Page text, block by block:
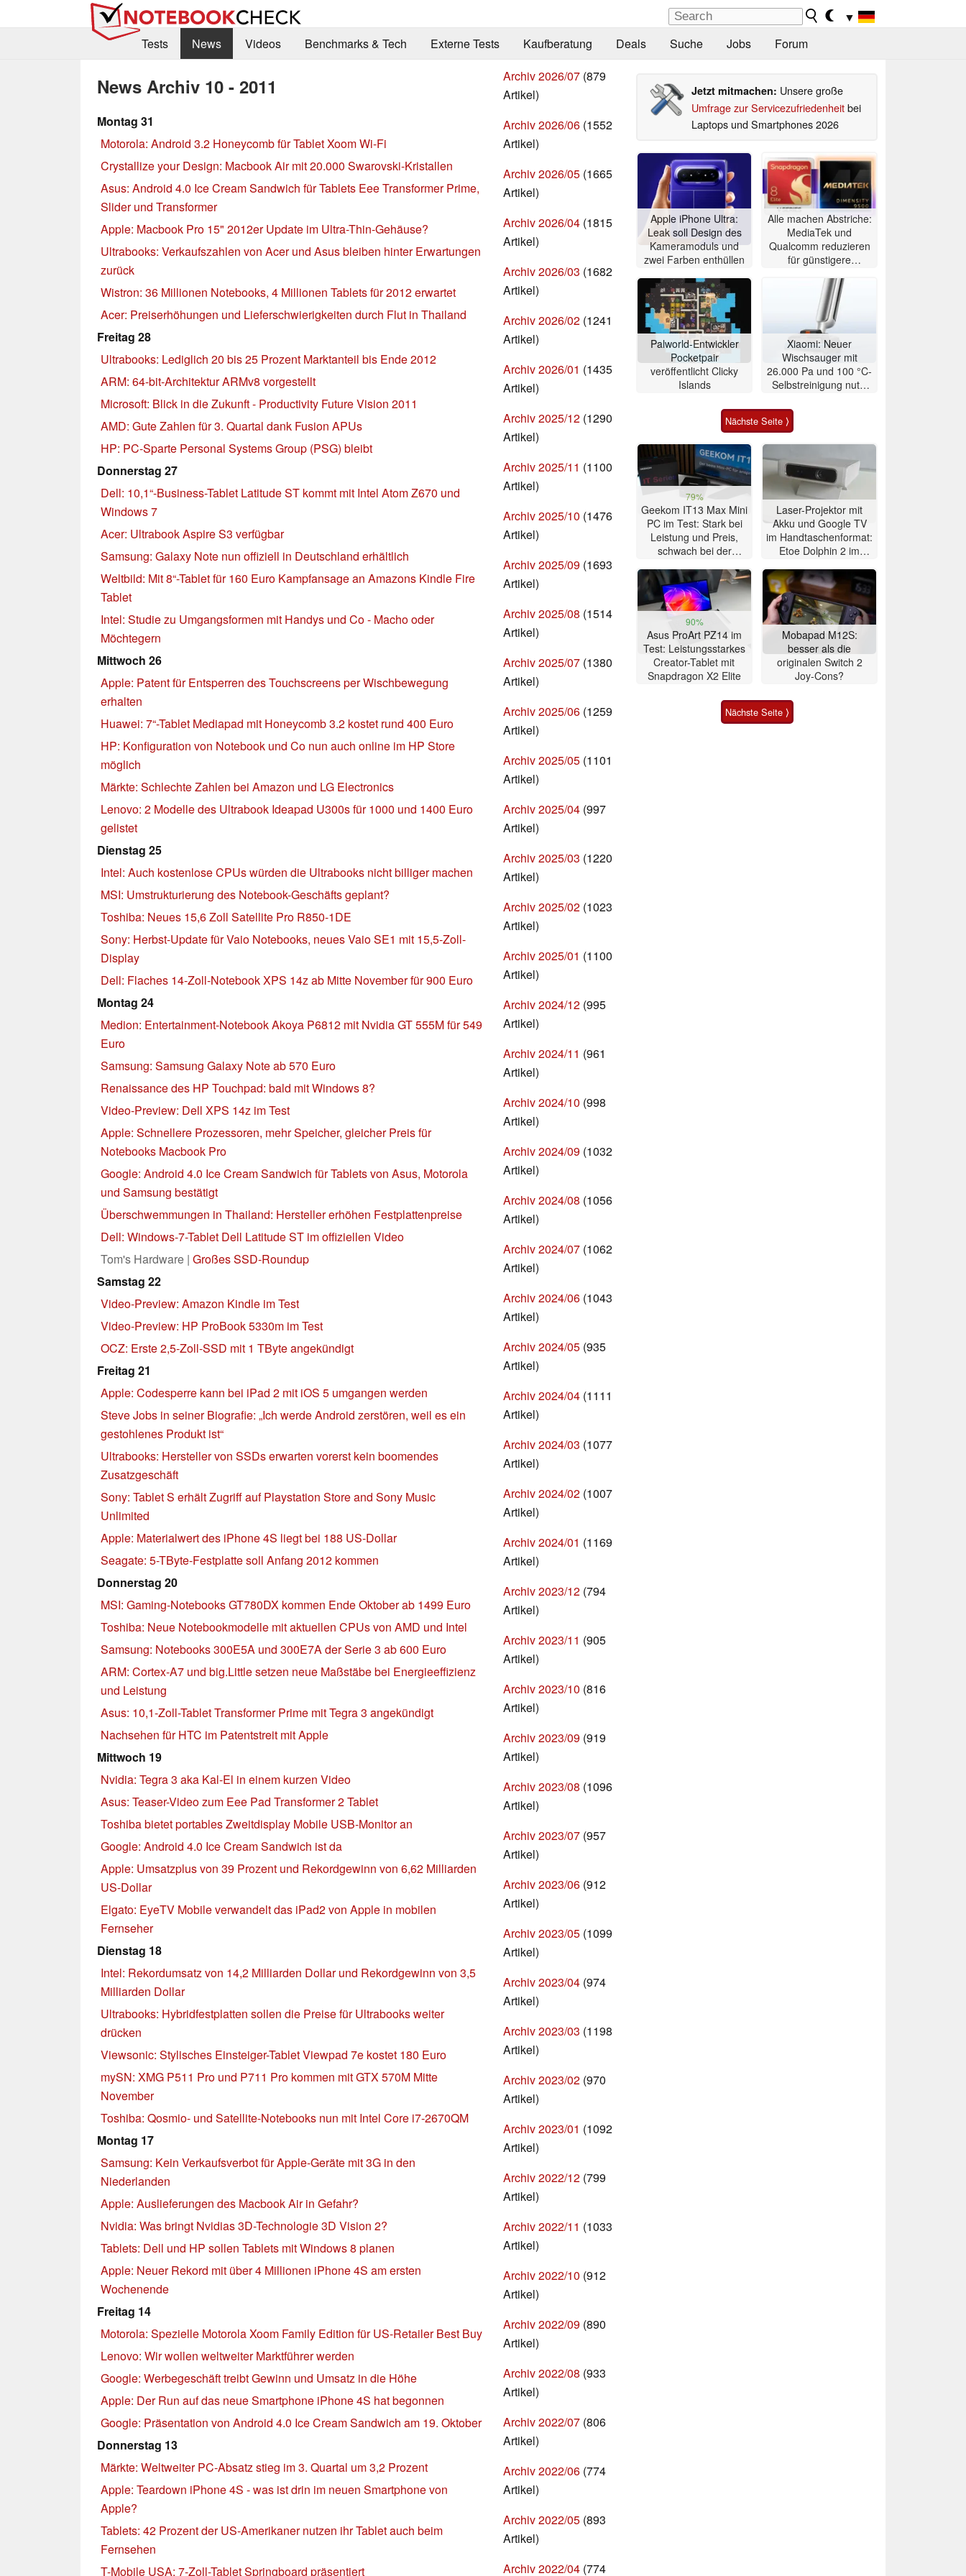
▼
Tests
News Videos Benchmarks & Tech Externe Tests Kaufberatung Deals Suche Jobs Forum
News Archiv 10 - 2011
Montag 31
Motorola: Android 3.2 Honeycomb für Tablet Xoom Wi-Fi
Crystallize your Design: Macbook Air mit 20.000 Swarovski-Kristallen
Asus: Android 4.0 Ice Cream Sandwich für Tablets Eee Transformer Prime,
Slider und Transformer
Apple: Macbook Pro 15" 2012er Update im Ultra-Thin-Gehäuse?
Ultrabooks: Verkaufszahlen von Acer und Asus bleiben hinter Erwartungen
zurück
Wistron: 36 Millionen Notebooks, 4 Millionen Tablets für 2012 erwartet
Acer: Preiserhöhungen und Lieferschwierigkeiten durch Flut in Thailand
Freitag 28
Ultrabooks: Lediglich 20 bis 25 Prozent Marktanteil bis Ende 2012
ARM: 64-bit-Architektur ARMv8 vorgestellt
Microsoft: Blick in die Zukunft - Productivity Future Vision 2011
AMD: Gute Zahlen für 3. Quartal dank Fusion APUs
HP: PC-Sparte Personal Systems Group (PSG) bleibt
Donnerstag 27
Dell: 10,1“-Business-Tablet Latitude ST kommt mit Intel Atom Z670 und
Windows 7
Acer: Ultrabook Aspire S3 verfügbar
Samsung: Galaxy Note nun offiziell in Deutschland erhältlich
Weltbild: Mit 8“-Tablet für 160 Euro Kampfansage an Amazons Kindle Fire
Tablet
Intel: Studie zu Umgangsformen mit Handys und Co - Macho oder
Möchtegern
Mittwoch 26
Apple: Patent für Entsperren des Touchscreens per Wischbewegung
erhalten
Huawei: 7“-Tablet Mediapad mit Honeycomb 3.2 kostet rund 400 Euro
HP: Konfiguration von Notebook und Co nun auch online im HP Store
möglich
Märkte: Schlechte Zahlen bei Amazon und LG Electronics
Lenovo: 2 Modelle des Ultrabook Ideapad U300s für 1000 und 1400 Euro
gelistet
Dienstag 25
Intel: Auch kostenlose CPUs würden die Ultrabooks nicht billiger machen
MSI: Umstrukturierung des Notebook-Geschäfts geplant?
Toshiba: Neues 15,6 Zoll Satellite Pro R850-1DE
Sony: Herbst-Update für Vaio Notebooks, neues Vaio SE1 mit 15,5-Zoll-
Display
Dell: Flaches 14-Zoll-Notebook XPS 14z ab Mitte November für 900 Euro
Montag 24
Medion: Entertainment-Notebook Akoya P6812 mit Nvidia GT 555M für 549
Euro
Samsung: Samsung Galaxy Note ab 570 Euro
Renaissance des HP Touchpad: bald mit Windows 8?
Video-Preview: Dell XPS 14z im Test
Apple: Schnellere Prozessoren, mehr Speicher, gleicher Preis für
Notebooks Macbook Pro
Google: Android 4.0 Ice Cream Sandwich für Tablets von Asus, Motorola
und Samsung bestätigt
Überschwemmungen in Thailand: Hersteller erhöhen Festplattenpreise
Dell: Windows-7-Tablet Dell Latitude ST im offiziellen Video
Tom's Hardware | Großes SSD-Roundup
Samstag 22
Video-Preview: Amazon Kindle im Test
Video-Preview: HP ProBook 5330m im Test
OCZ: Erste 2,5-Zoll-SSD mit 1 TByte angekündigt
Freitag 21
Apple: Codesperre kann bei iPad 2 mit iOS 5 umgangen werden
Steve Jobs in seiner Biografie: „Ich werde Android zerstören, weil es ein
gestohlenes Produkt ist“
Ultrabooks: Hersteller von SSDs erwarten vorerst kein boomendes
Zusatzgeschäft
Sony: Tablet S erhält Zugriff auf Playstation Store and Sony Music
Unlimited
Apple: Materialwert des iPhone 4S liegt bei 188 US-Dollar
Seagate: 5-TByte-Festplatte soll Anfang 2012 kommen
Donnerstag 20
MSI: Gaming-Notebooks GT780DX kommen Ende Oktober ab 1499 Euro
Toshiba: Neue Notebookmodelle mit aktuellen CPUs von AMD und Intel
Samsung: Notebooks 300E5A und 300E7A der Serie 3 ab 600 Euro
ARM: Cortex-A7 und big.Little setzen neue Maßstäbe bei Energieeffizienz
und Leistung
Asus: 10,1-Zoll-Tablet Transformer Prime mit Tegra 3 angekündigt
Nachsehen für HTC im Patentstreit mit Apple
Mittwoch 19
Nvidia: Tegra 3 aka Kal-El in einem kurzen Video
Asus: Teaser-Video zum Eee Pad Transformer 2 Tablet
Toshiba bietet portables Zweitdisplay Mobile USB-Monitor an
Google: Android 4.0 Ice Cream Sandwich ist da
Apple: Umsatzplus von 39 Prozent und Rekordgewinn von 6,62 Milliarden
US-Dollar
Elgato: EyeTV Mobile verwandelt das iPad2 von Apple in mobilen
Fernseher
Dienstag 18
Intel: Rekordumsatz von 14,2 Milliarden Dollar und Rekordgewinn von 3,5
Milliarden Dollar
Ultrabooks: Hybridfestplatten sollen die Preise für Ultrabooks weiter
drücken
Viewsonic: Stylisches Einsteiger-Tablet Viewpad 7e kostet 180 Euro
mySN: XMG P511 Pro und P711 Pro kommen mit GTX 570M Mitte
November
Toshiba: Qosmio- und Satellite-Notebooks nun mit Intel Core i7-2670QM
Montag 17
Samsung: Kein Verkaufsverbot für Apple-Geräte mit 3G in den
Niederlanden
Apple: Auslieferungen des Macbook Air in Gefahr?
Nvidia: Was bringt Nvidias 3D-Technologie 3D Vision 2?
Tablets: Dell und HP sollen Tablets mit Windows 8 planen
Apple: Neuer Rekord mit über 4 Millionen iPhone 4S am ersten
Wochenende
Freitag 14
Motorola: Spezielle Motorola Xoom Family Edition für US-Retailer Best Buy
Lenovo: Wir wollen weltweiter Marktführer werden
Google: Werbegeschäft treibt Gewinn und Umsatz in die Höhe
Apple: Der Run auf das neue Smartphone iPhone 4S hat begonnen
Google: Präsentation von Android 4.0 Ice Cream Sandwich am 19. Oktober
Donnerstag 13
Märkte: Weltweiter PC-Absatz stieg im 3. Quartal um 3,2 Prozent
Apple: Teardown iPhone 4S - was ist drin im neuen Smartphone von
Apple?
Tablets: 42 Prozent der US-Amerikaner nutzen ihr Tablet auch beim
Fernsehen
T-Mobile USA: 7-Zoll-Tablet Springboard präsentiert
Archiv 2026/07 (879
Artikel)
Archiv 2026/06 (1552
Artikel)
Archiv 2026/05 (1665
Artikel)
Archiv 2026/04 (1815
Artikel)
Archiv 2026/03 (1682
Artikel)
Archiv 2026/02 (1241
Artikel)
Archiv 2026/01 (1435
Artikel)
Archiv 2025/12 (1290
Artikel)
Archiv 2025/11 (1100
Artikel)
Archiv 2025/10 (1476
Artikel)
Archiv 2025/09 (1693
Artikel)
Archiv 2025/08 (1514
Artikel)
Archiv 2025/07 (1380
Artikel)
Archiv 2025/06 (1259
Artikel)
Archiv 2025/05 (1101
Artikel)
Archiv 2025/04 (997
Artikel)
Archiv 2025/03 (1220
Artikel)
Archiv 2025/02 (1023
Artikel)
Archiv 2025/01 (1100
Artikel)
Archiv 2024/12 (995
Artikel)
Archiv 2024/11 (961
Artikel)
Archiv 2024/10 (998
Artikel)
Archiv 2024/09 (1032
Artikel)
Archiv 2024/08 (1056
Artikel)
Archiv 2024/07 (1062
Artikel)
Archiv 2024/06 (1043
Artikel)
Archiv 2024/05 (935
Artikel)
Archiv 2024/04 (1111
Artikel)
Archiv 2024/03 (1077
Artikel)
Archiv 2024/02 (1007
Artikel)
Archiv 2024/01 (1169
Artikel)
Archiv 2023/12 (794
Artikel)
Archiv 2023/11 (905
Artikel)
Archiv 2023/10 (816
Artikel)
Archiv 2023/09 (919
Artikel)
Archiv 2023/08 (1096
Artikel)
Archiv 2023/07 (957
Artikel)
Archiv 2023/06 (912
Artikel)
Archiv 2023/05 (1099
Artikel)
Archiv 2023/04 (974
Artikel)
Archiv 2023/03 (1198
Artikel)
Archiv 2023/02 (970
Artikel)
Archiv 2023/01 (1092
Artikel)
Archiv 2022/12 (799
Artikel)
Archiv 2022/11 (1033
Artikel)
Archiv 2022/10 (912
Artikel)
Archiv 2022/09 (890
Artikel)
Archiv 2022/08 (933
Artikel)
Archiv 2022/07 (806
Artikel)
Archiv 2022/06 (774
Artikel)
Archiv 2022/05 (893
Artikel)
Archiv 2022/04 (774
Jetzt mitmachen: Unsere große
Umfrage zur Servicezufriedenheitbei
Laptops und Smartphones 2026
Apple iPhone Ultra:
Leak soll Design des
Kameramoduls und
zwei Farben enthüllen
Alle machen Abstriche:
MediaTek und
Qualcomm reduzieren
für günstigere
die Zahl der GPU-
Kerne
Palworld-Entwickler
Pocketpair
veröffentlicht Clicky
Islands
Xiaomi: Neuer
Wischsauger mit
26.000 Pa und 100 °C-
Selbstreinigung nutzt
Nächste Seite ⟩
79%
Geekom IT13 Max Mini
PC im Test: Stark bei
Leistung und Preis,
schwach bei der
Laser-Projektor mit
Akku und Google TV
im Handtaschenformat:
Etoe Dolphin 2 im
90%
Asus ProArt PZ14 im
Test: Leistungsstarkes
Creator-Tablet mit
Snapdragon X2 Elite
Mobapad M12S:
besser als die
originalen Switch 2
Joy-Cons?
Nächste Seite ⟩